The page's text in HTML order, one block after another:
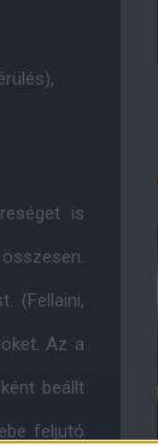
is
(Fellaini,
Az a
beállt
feljutó